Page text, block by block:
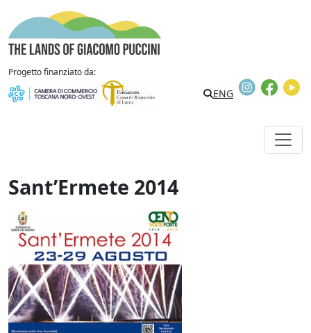
Vai al contenuto
Progetto finanziato da:
Search
ENG
Instagram
Sant’Ermete 2014